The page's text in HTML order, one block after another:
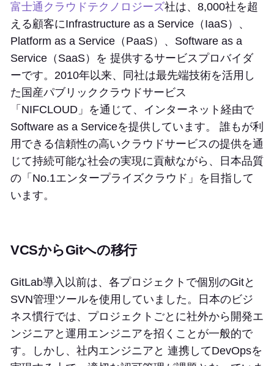
富士通クラウドテクノロジーズ社は、8,000社を超
える顧客にInfrastructure as a Service（IaaS）、
Platform as a Service（PaaS）、Software as a
Service（SaaS）を 提供するサービスプロバイダ
ーです。2010年以来、同社は最先端技術を活用し
た国産パブリッククラウドサービス
「NIFCLOUD」を通じて、インターネット経由で
Software as a Serviceを提供しています。 誰もが利
用できる信頼性の高いクラウドサービスの提供を通
じて持続可能な社会の実現に貢献ながら、日本品質
の「No.1エンタープライズクラウド」を目指して
います。
VCSからGitへの移行
GitLab導入以前は、各プロジェクトで個別のGitと
SVN管理ツールを使用していました。日本のビジ
ネス慣行では、プロジェクトごとに社外から開発エ
ンジニアと運用エンジニアを招くことが一般的で
す。しかし、社内エンジニアと 連携してDevOpsを